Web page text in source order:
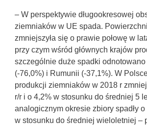
– W perspektywie długookresowej
ziemniaków w UE spada.
zmniejszyła się o prawie połowę w
przy czym wśród głównych krajów
szczególnie duże spadki
(-76,0%) i Rumunii (-37,1%). W
produkcji ziemniaków w 2018 r
r/r i o 4,2% w stosunku do średniej 5
analogicznym okresie zbiory spadły
w stosunku do średniej wieloletniej –